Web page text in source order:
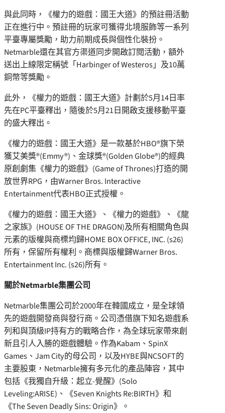
與此同時，《權力的遊戲：國王大道》的預註冊活動
正在進行中。預註冊的玩家可獲得北境服飾等一系列
平臺專屬獎勵，助力前期成長與個性化裝扮。
Netmarble還在其官方渠道同步開啟訂閱活動，額外
送出上線限定稱號「Harbinger of Westeros」及10萬
銅幣等獎勵。
此外，《權力的遊戲：國王大道》計劃於5月14日率
先在PC平臺釋出，隨後於5月21日開啟支援移動平臺
的盛大釋出。
《權力的遊戲：國王大道》是一款基於HBO®旗下榮
獲艾美獎®(Emmy®)、金球獎®(Golden Globe®)的經典
原創劇集《權力的遊戲》(Game of Thrones)打造的開
放世界RPG，由Warner Bros. Interactive
Entertainment代表HBO正式授權。
《權力的遊戲：國王大道》、《權力的遊戲》、《龍
之家族》(HOUSE OF THE DRAGON)及所有相關角色與
元素的版權與商標均歸HOME BOX OFFICE, INC. (s26)
所有，保留所有權利。商標與版權歸Warner Bros.
Entertainment Inc. (s26)所有。
關於Netmarble集團公司
Netmarble集團公司於2000年在韓國成立，是全球領
先的遊戲開發商與發行商。公司憑借旗下知名遊戲系
列和與頂級IP持有方的戰略合作，為全球玩家帶來創
新且引人入勝的遊戲體驗。作為Kabam、SpinX
Games、Jam City的母公司，以及HYBE與NCSOFT的
主要股東，Netmarble擁有多元化的產品陣容，其中
包括《我獨自升級：起立-覺醒》(Solo
Leveling:ARISE)、《Seven Knights Re:BIRTH》和
《The Seven Deadly Sins: Origin》。